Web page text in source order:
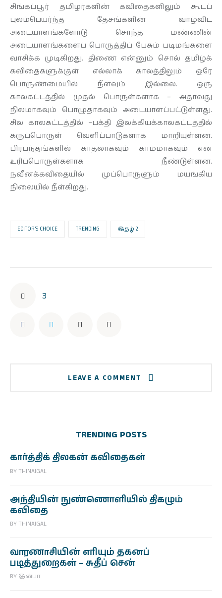
சிங்கப்பூர் தமிழர்களின் கவிதைகளிலும் கூடப்
புலம்பெயர்ந்த தேசங்களின் வாழ்விட
அடையாளங்களோடு சொந்த மண்ணின்
அடையாளங்களைப் பொருத்திப் பேசும் படிமங்களை
வாசிக்க முடிகிறது. திணை என்னும் சொல் தமிழ்க்
கவிதைகளுக்குள் எல்லாக் காலத்திலும் ஒரே
பொருண்மையில் நீளவும் இல்லை. ஒரு
காலகட்டத்தில் முதல் பொருள்களாக – அதாவது
நிலமாகவும் பொழுதாகவும் அடையாளப்பட்டுள்ளது.
சில காலகட்டத்தில் –பக்தி இலக்கியக்காலகட்டத்தில்
கருப்பொருள் வெளிப்பாடுகளாக மாறியுள்ளன.
பிரபந்தங்களில் காதலாகவும் காமமாகவும் என
உரிப்பொருள்களாக நீண்டுள்ளன.
நவீனக்கவிதையில் முப்பொருளும் மயங்கிய
நிலையில் நீள்கிறது.
EDITOR’S CHOICE TRENDING இதழ் 2
3
LEAVE A COMMENT
TRENDING POSTS
கார்த்திக் திலகன் கவிதைகள்
BY THINAIGAL
அந்தியின் நுண்ணொளியில் திகழும்
கவிதை
BY THINAIGAL
வாரணாசியின் எரியும் தகனப்
படித்துறைகள் – சுதீப் சென்
BY இன்பா